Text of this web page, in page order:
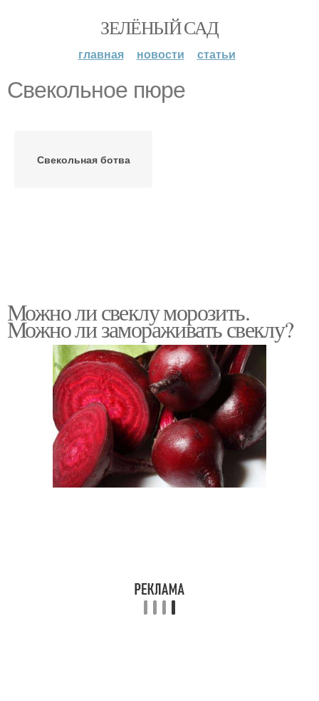
ЗЕЛЁНЫЙ САД
главная новости статьи
Свекольное пюре
Свекольная ботва
Можно ли свеклу морозить.
Можно ли замораживать свеклу?